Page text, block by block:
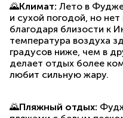
🌄Климат: Лето в
и сухой погодой, но
благодаря близости к
температура воздуха
градусов ниже, чем в
делает отдых более
любит сильную жару.
🌄Пляжный отдых: